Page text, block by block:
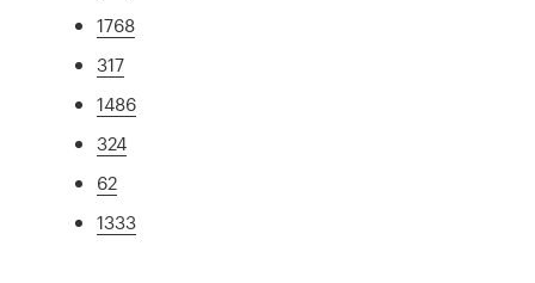
1768
317
1486
324
62
1333